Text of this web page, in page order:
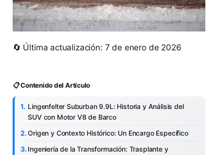
🔄 Última actualización: 7 de enero de 2026
📋 Contenido del Artículo
Lingenfelter Suburban 9.9L: Historia y Análisis del
SUV con Motor V8 de Barco
Origen y Contexto Histórico: Un Encargo Específico
Ingeniería de la Transformación: Trasplante y